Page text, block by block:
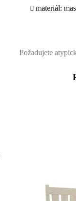
materiál:
Požadujete